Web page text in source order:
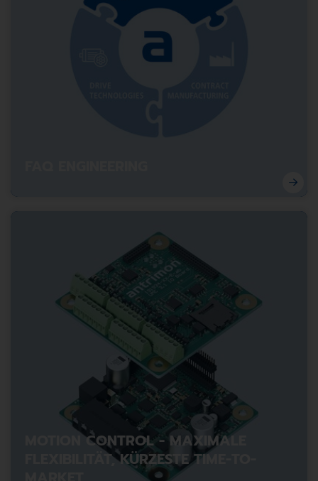
Engineering-Kompetenz auf den Punkt: Die wichtigsten
Fragen und Antworten für Entscheider.
MOTION CONTROL - MAXIMALE
FLEXIBILITÄT, KÜRZESTE TIME-TO-